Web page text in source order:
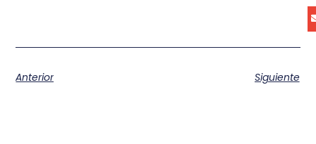
Anterior Siguiente